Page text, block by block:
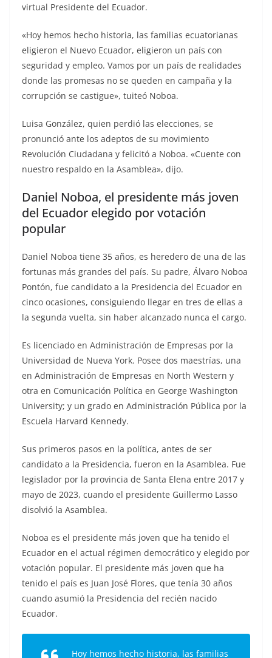
virtual Presidente del Ecuador.
«Hoy hemos hecho historia, las familias ecuatorianas
eligieron el Nuevo Ecuador, eligieron un país con
seguridad y empleo. Vamos por un país de realidades
donde las promesas no se queden en campaña y la
corrupción se castigue», tuiteó Noboa.
Luisa González, quien perdió las elecciones, se
pronunció ante los adeptos de su movimiento
Revolución Ciudadana y felicitó a Noboa. «Cuente con
nuestro respaldo en la Asamblea», dijo.
Daniel Noboa, el presidente más joven
del Ecuador elegido por votación
popular
Daniel Noboa tiene 35 años, es heredero de una de las
fortunas más grandes del país. Su padre, Álvaro Noboa
Pontón, fue candidato a la Presidencia del Ecuador en
cinco ocasiones, consiguiendo llegar en tres de ellas a
la segunda vuelta, sin haber alcanzado nunca el cargo.
Es licenciado en Administración de Empresas por la
Universidad de Nueva York. Posee dos maestrías, una
en Administración de Empresas en North Western y
otra en Comunicación Política en George Washington
University; y un grado en Administración Pública por la
Escuela Harvard Kennedy.
Sus primeros pasos en la política, antes de ser
candidato a la Presidencia, fueron en la Asamblea. Fue
legislador por la provincia de Santa Elena entre 2017 y
mayo de 2023, cuando el presidente Guillermo Lasso
disolvió la Asamblea.
Noboa es el presidente más joven que ha tenido el
Ecuador en el actual régimen democrático y elegido por
votación popular. El presidente más joven que ha
tenido el país es Juan José Flores, que tenía 30 años
cuando asumió la Presidencia del recién nacido
Ecuador.
Hoy hemos hecho historia, las familias